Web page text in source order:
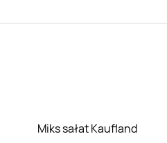
Miks sałat Kaufland